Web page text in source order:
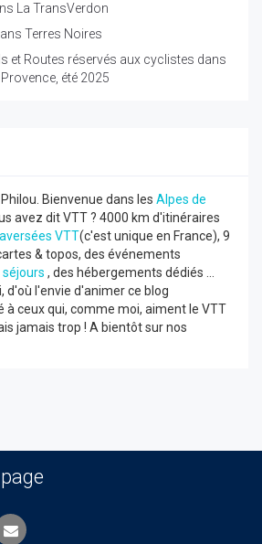
La TransVerdon
Terres Noires
et Routes réservés aux cyclistes dans
été 2025
Bienvenue dans les Alpes de
avez dit VTT ? 4000 km d'itinéraires
VTT(c'est unique en France), 9
& topos, des événements
séjours , des hébergements dédiés ...
d'où l'envie d'animer ce blog
à ceux qui, comme moi, aiment le VTT
jamais trop ! A bientôt sur nos